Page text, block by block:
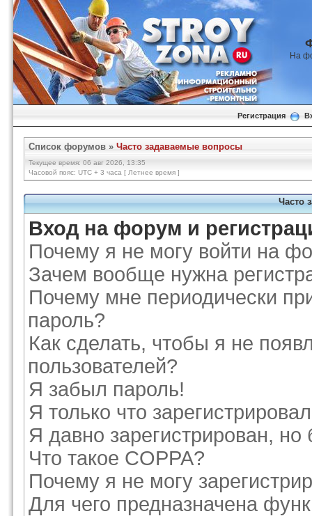
На
Регистрация
Список форумов » Часто задаваемые вопросы
Текущее время: 06 авг 2026, 13:35
Часовой пояс: UTC + 3 часа [ Летнее время ]
Часто
Вход на форум и
Почему я не могу войти на
Зачем вообще нужна
Почему мне периодически
пароль?
Как сделать, чтобы я не
пользователей?
Я забыл пароль!
Я только что
Я давно зарегистрирован,
Что такое COPPA?
Почему я не могу
Для чего предназначена